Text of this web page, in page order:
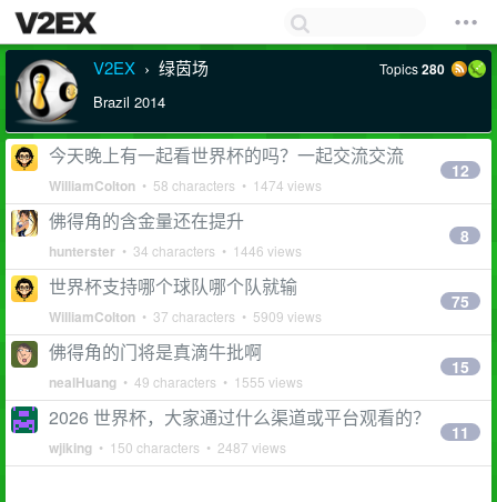
V2EX › 绿茵场 Topics280
Brazil 2014
今天晚上有一起看世界杯的吗？一起交流交流
WilliamColton • 58 characters • 1474 views
12
佛得角的含金量还在提升
hunterster • 34 characters • 1446 views
8
世界杯支持哪个球队哪个队就输
WilliamColton • 37 characters • 5909 views
75
佛得角的门将是真滴牛批啊
nealHuang • 49 characters • 1555 views
15
2026 世界杯，大家通过什么渠道或平台观看的？
wjiking • 150 characters • 2487 views
11